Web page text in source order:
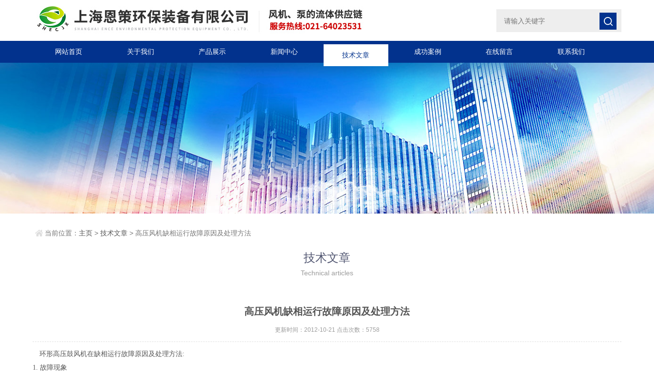
网站首页 关于我们 产品展示 新闻中心 技术文章 成功案例 在线留言 联系我们
当前位置： 主页 >技术文章 > 高压风机缺相运行故障原因及处理方法
技术文章
Technical articles
高压风机缺相运行故障原因及处理方法
更新时间：2012-10-21 点击次数：5758
环形高压鼓风机在缺相运行故障原因及处理方法:
1. 故障现象